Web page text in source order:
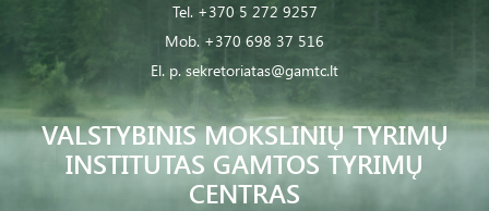
VALSTYBINIS MOKSLINIŲ TYRIMŲ
INSTITUTAS GAMTOS TYRIMŲ
CENTRAS
Tel. +370 5 272 9257
Mob. +370 698 37 516
El. p. sekretoriatas@gamtc.lt